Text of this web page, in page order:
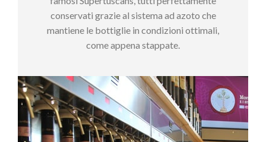
conservati grazie al sistema ad azoto che
mantiene le bottiglie in condizioni ottimali,
come appena stappate.